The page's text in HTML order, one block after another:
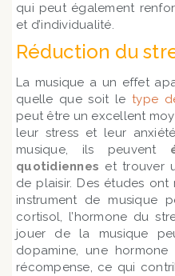
qui peut également
et d’individualité.
Réduction du
La musique a un effet
quelle que soit letype
peut être un excellent
leur stress et leur
musique, ils peuvent
quotidiennes et trouver
de plaisir. Des études ont
instrument de musique
cortisol, l’hormone du
jouer de la musique
dopamine, une
récompense, ce qui